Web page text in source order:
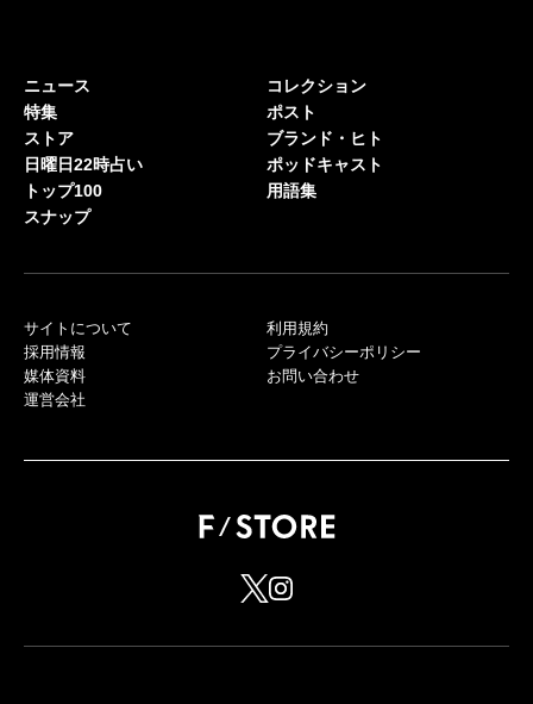
ニュース
特集
ストア
日曜日22時占い
トップ100
スナップ
コレクション
ポスト
ブランド・ヒト
ポッドキャスト
用語集
サイトについて
採用情報
媒体資料
運営会社
利用規約
プライバシーポリシー
お問い合わせ